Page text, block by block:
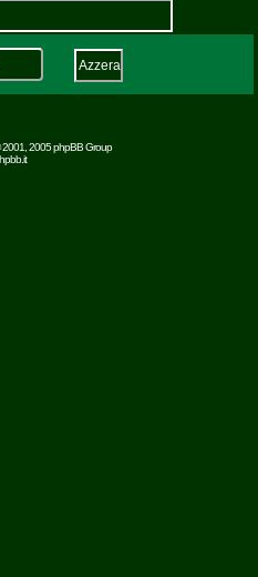
2005 phpBB Group